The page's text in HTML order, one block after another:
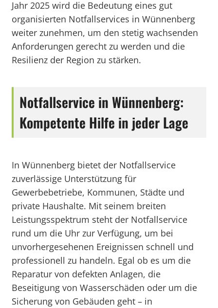
Jahr 2025 wird die Bedeutung eines gut
organisierten Notfallservices in Wünnenberg
weiter zunehmen, um den stetig wachsenden
Anforderungen gerecht zu werden und die
Resilienz der Region zu stärken.
Notfallservice in Wünnenberg:
Kompetente Hilfe in jeder Lage
In Wünnenberg bietet der Notfallservice
zuverlässige Unterstützung für
Gewerbebetriebe, Kommunen, Städte und
private Haushalte. Mit seinem breiten
Leistungsspektrum steht der Notfallservice
rund um die Uhr zur Verfügung, um bei
unvorhergesehenen Ereignissen schnell und
professionell zu handeln. Egal ob es um die
Reparatur von defekten Anlagen, die
Beseitigung von Wasserschäden oder um die
Sicherung von Gebäuden geht – in